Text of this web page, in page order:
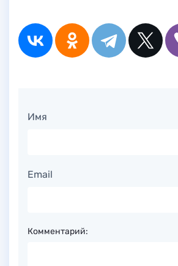
Имя
Email
Комментарий: